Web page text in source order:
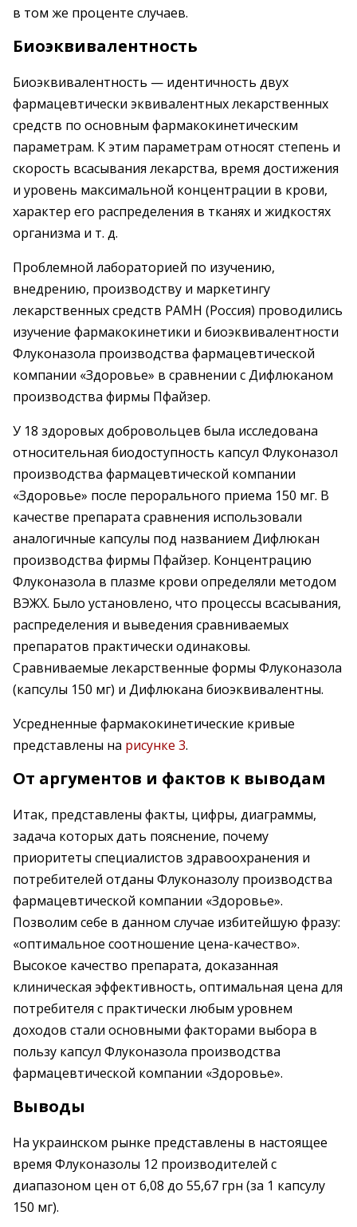
в том же проценте случаев.
Биоэквивалентность
Биоэквивалентность — идентичность двух
фармацевтически эквивалентных лекарственных
средств по основным фармакокинетическим
параметрам. К этим параметрам относят степень и
скорость всасывания лекарства, время достижения
и уровень максимальной концентрации в крови,
характер его распределения в тканях и жидкостях
организма и т. д.
Проблемной лабораторией по изучению,
внедрению, производству и маркетингу
лекарственных средств РАМН (Россия) проводились
изучение фармакокинетики и биоэквивалентности
Флуконазола производства фармацевтической
компании «Здоровье» в сравнении с Дифлюканом
производства фирмы Пфайзер.
У 18 здоровых добровольцев была исследована
относительная биодоступность капсул Флуконазол
производства фармацевтической компании
«Здоровье» после перорального приема 150 мг. В
качестве препарата сравнения использовали
аналогичные капсулы под названием Дифлюкан
производства фирмы Пфайзер. Концентрацию
Флуконазола в плазме крови определяли методом
ВЭЖХ. Было установлено, что процессы всасывания,
распределения и выведения сравниваемых
препаратов практически одинаковы.
Сравниваемые лекарственные формы Флуконазола
(капсулы 150 мг) и Дифлюкана биоэквивалентны.
Усредненные фармакокинетические кривые
представлены на рисунке 3.
От аргументов и фактов к выводам
Итак, представлены факты, цифры, диаграммы,
задача которых дать пояснение, почему
приоритеты специалистов здравоохранения и
потребителей отданы Флуконазолу производства
фармацевтической компании «Здоровье».
Позволим себе в данном случае избитейшую фразу:
«оптимальное соотношение цена-качество».
Высокое качество препарата, доказанная
клиническая эффективность, оптимальная цена для
потребителя с практически любым уровнем
доходов стали основными факторами выбора в
пользу капсул Флуконазола производства
фармацевтической компании «Здоровье».
Выводы
На украинском рынке представлены в настоящее
время Флуконазолы 12 производителей с
диапазоном цен от 6,08 до 55,67 грн (за 1 капсулу
150 мг).